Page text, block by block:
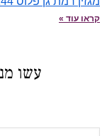
קראו עוד »
עשו